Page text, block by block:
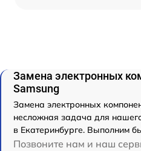
Замена электронных
Samsung
Замена электронных
несложная задача для
в Екатеринбурге. Выполним
Позвоните нам и наш